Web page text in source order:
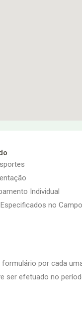
Individual
no
por cada
efetuado no